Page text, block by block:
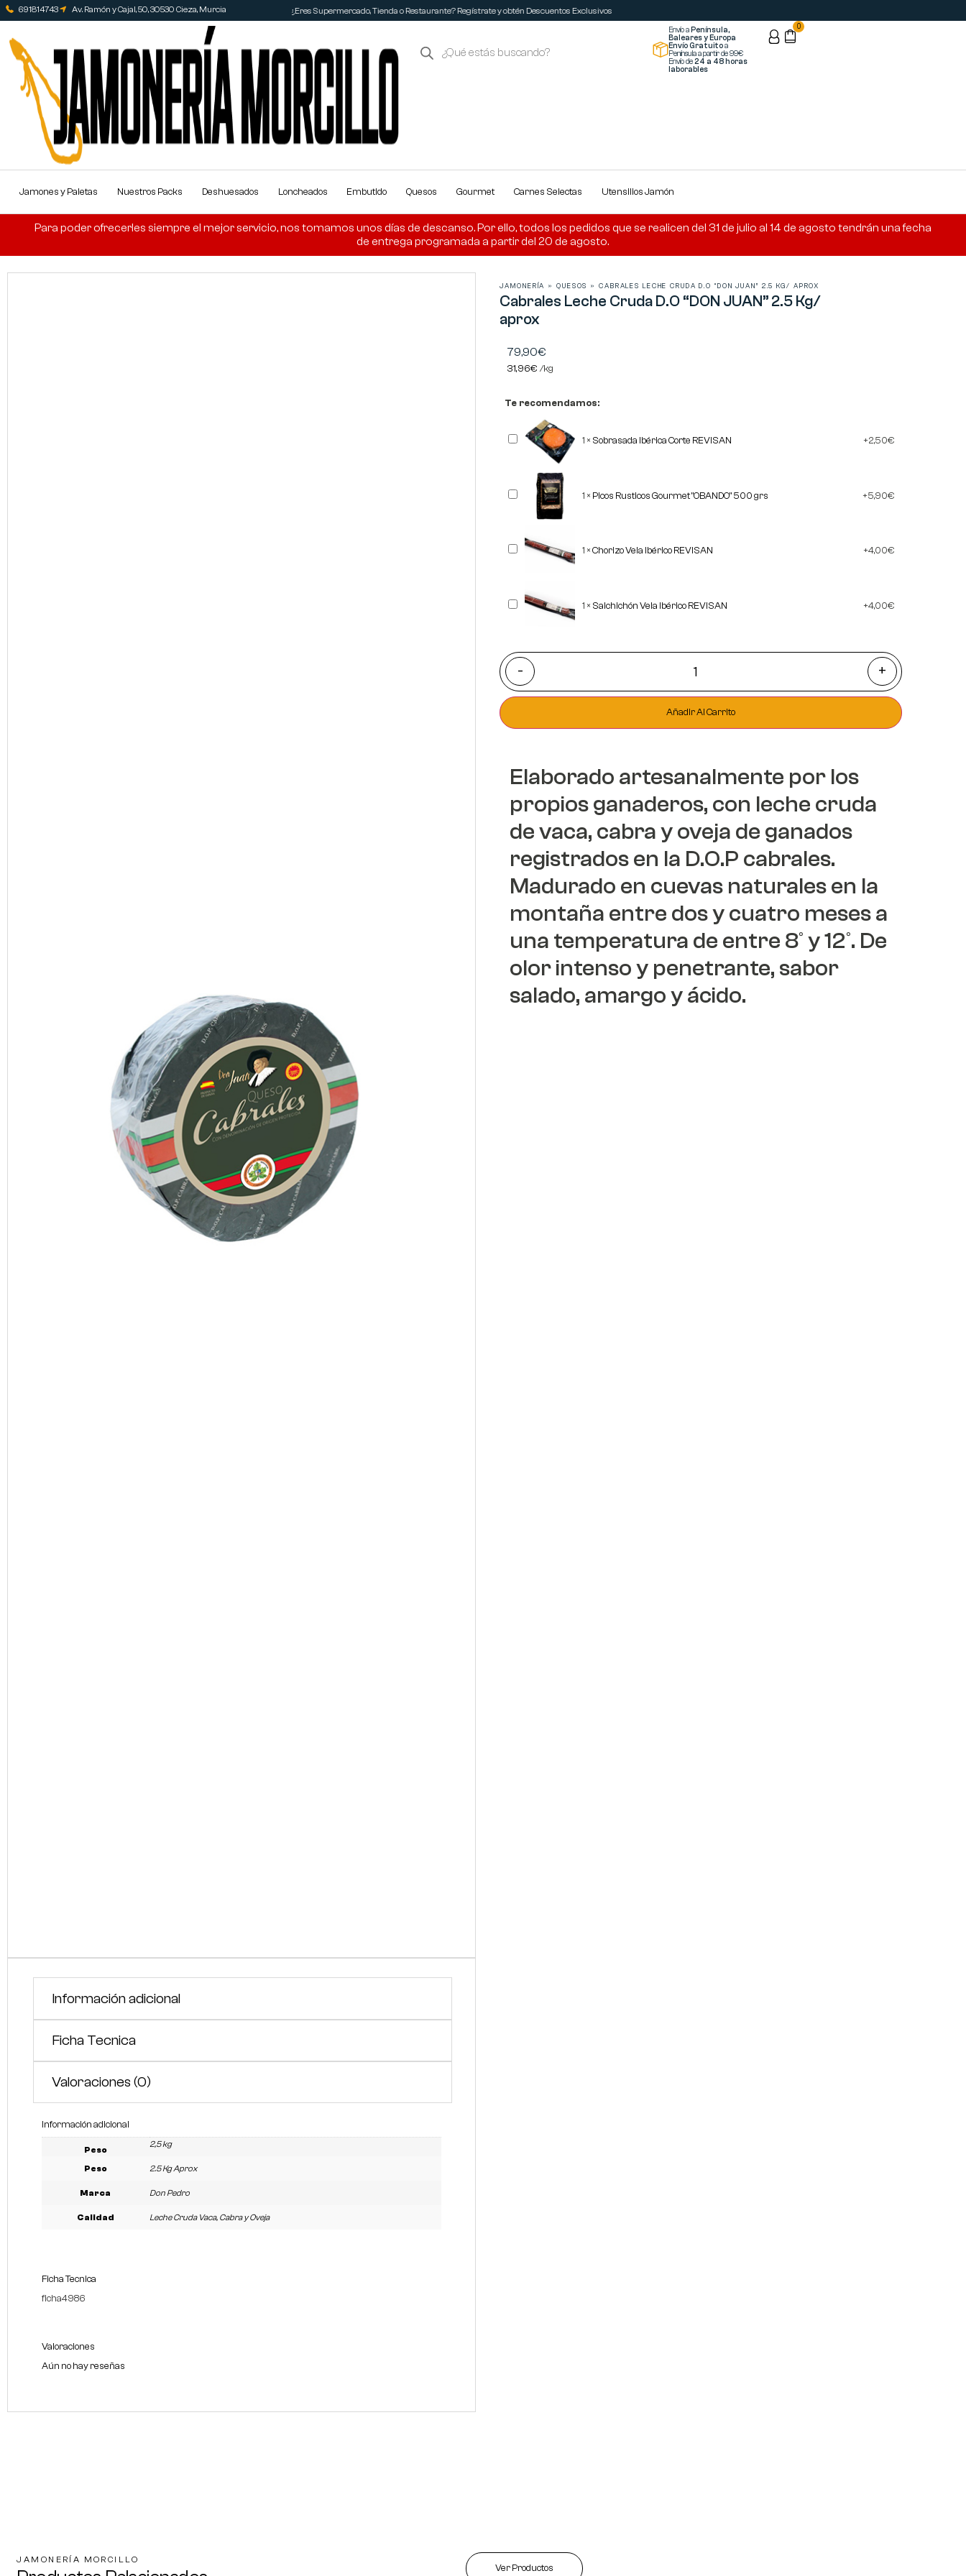
691814743 Av. Ramón y Cajal, 50, 30530 Cieza, Murcia ¿Eres Supermercado, Tienda o Restaurante? Regístrate y obtén Descuentos Exclusivos
Envío a Península,
Baleares y Europa
Envío Gratuitoa
Península a partir de 99€
Envío de24 a 48 horas
laborables
0
Jamones y Paletas Nuestros Packs Deshuesados Loncheados Embutido Quesos Gourmet Carnes Selectas Utensilios Jamón
Para poder ofrecerles siempre el mejor servicio, nos tomamos unos días de descanso. Por ello, todos los pedidos que se realicen del 31 de julio al 14 de agosto tendrán una fecha
de entrega programada a partir del 20 de agosto.
Información adicional
Ficha Tecnica
Valoraciones (0)
Información adicional
Peso
2,5 kg
Peso 2.5 Kg Aprox
Marca Don Pedro
Calidad Leche Cruda Vaca, Cabra y Oveja
Ficha Tecnica
ficha4986
Valoraciones
Aún no hay reseñas
JAMONERÍA »QUESOS » CABRALES LECHE CRUDA D.O “DON JUAN” 2.5 KG/ APROX
Cabrales Leche Cruda D.O “DON JUAN” 2.5 Kg/
aprox
79,90€
31,96€ /kg
Te recomendamos:
Sobrasada
Ibérica
1 × Sobrasada Ibérica Corte REVISAN 2,50€
Picos
Rusticos
Gourmet
"OBANDO"
1 × Picos Rusticos Gourmet "OBANDO" 500 grs 5,90€
Chorizo
1 ×Chorizo Vela Ibérico REVISAN 4,00€
Salchichón
1 × Salchichón Vela Ibérico REVISAN 4,00€
- +
Añadir Al Carrito
Elaborado artesanalmente por los
propios ganaderos, con leche cruda
de vaca, cabra y oveja de ganados
registrados en la D.O.P cabrales.
Madurado en cuevas naturales en la
montaña entre dos y cuatro meses a
una temperatura de entre 8º y 12º. De
olor intenso y penetrante, sabor
salado, amargo y ácido.
JAMONERÍA MORCILLO
Ver Productos